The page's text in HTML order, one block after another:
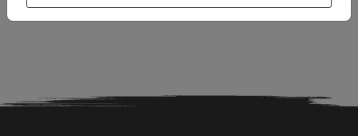
grado di ripagare prima di prendere un impegno.